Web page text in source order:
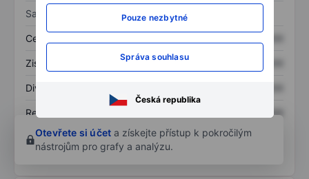
Pouze nezbytné
Správa souhlasu
Česká republika
Sazby
Cena/tržby
Zisk na akcii XXXXXXX
Dividenda na akcii
Rentabilita kapitálu
XXXXXXX
Otevřete si účet a získejte přístup k pokročilým
nástrojům pro grafy a analýzu.